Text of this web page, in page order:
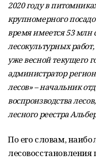
2020 году в
крупномерного
время имеется 53 млн
лесокультурных
уже весной текущего
администратор
лесов» – начальник
воспроизводства
лесного реестра
По его словам,